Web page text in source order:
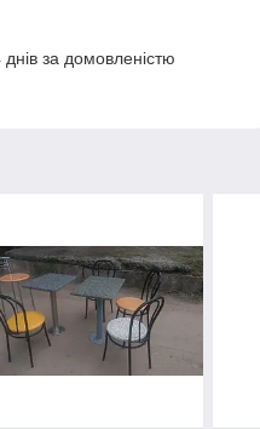
за домовленістю